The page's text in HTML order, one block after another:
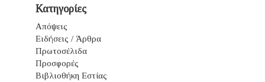
Κατηγορίες
Απόψεις
Ειδήσεις / Άρθρα
Πρωτοσέλιδα
Προσφορές
Βιβλιοθήκη Εστίας